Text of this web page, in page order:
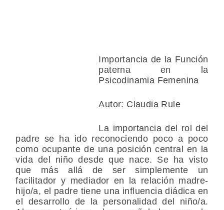
Importancia de la Función
paterna en la
Psicodinamia Femenina
Autor: Claudia Rule
La importancia del rol del
padre se ha ido reconociendo poco a poco
como ocupante de una posición central en la
vida del niño desde que nace. Se ha visto
que más allá de ser simplemente un
facilitador y mediador en la relación madre-
hijo/a, el padre tiene una influencia diádica en
el desarrollo de la personalidad del niño/a.